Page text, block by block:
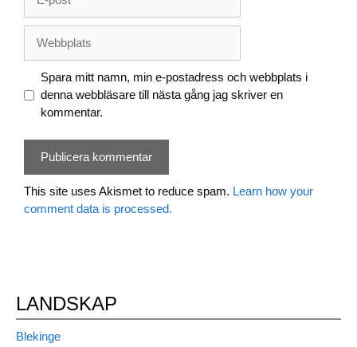
post
Spara mitt namn, min e-postadress och webbplats i
denna webbläsare till nästa gång jag skriver en
kommentar.
This site uses Akismet to reduce spam. Learn how your
comment data is processed.
LANDSKAP
Blekinge